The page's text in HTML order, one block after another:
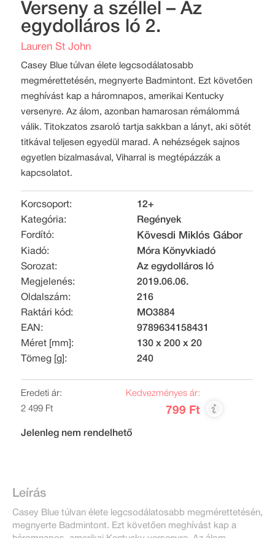
Verseny a széllel – Az
egydolláros ló 2.
Lauren St John
Casey Blue túlvan élete legcsodálatosabb
megmérettetésén, megnyerte Badmintont. Ezt követően
meghívást kap a háromnapos, amerikai Kentucky
versenyre. Az álom, azonban hamarosan rémálommá
válik. Titokzatos zsaroló tartja sakkban a lányt, aki sötét
titkával teljesen egyedül marad. A nehézségek sajnos
egyetlen bizalmasával, Viharral is megtépázzák a
kapcsolatot.
Korcsoport:
12+
Kategória:
Regények
Fordító:
Kövesdi Miklós Gábor
Kiadó:
Móra Könyvkiadó
Sorozat:
Az egydolláros ló
Megjelenés:
2019.06.06.
Oldalszám:
216
Raktári kód:
MO3884
EAN:
9789634158431
Méret [mm]:
130 x 200 x 20
Tömeg [g]:
240
Eredeti ár:
2 499 Ft
Kedvezményes ár:
799 Ft
Jelenleg nem rendelhető
Leírás
Casey Blue túlvan élete legcsodálatosabb megmérettetésén,
megnyerte Badmintont. Ezt követően meghívást kap a